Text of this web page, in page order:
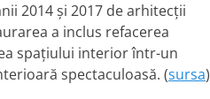
2014 și 2017 de arhitecții
a inclus refacerea
spațiului interior într-un
spectaculoasă. (sursa)